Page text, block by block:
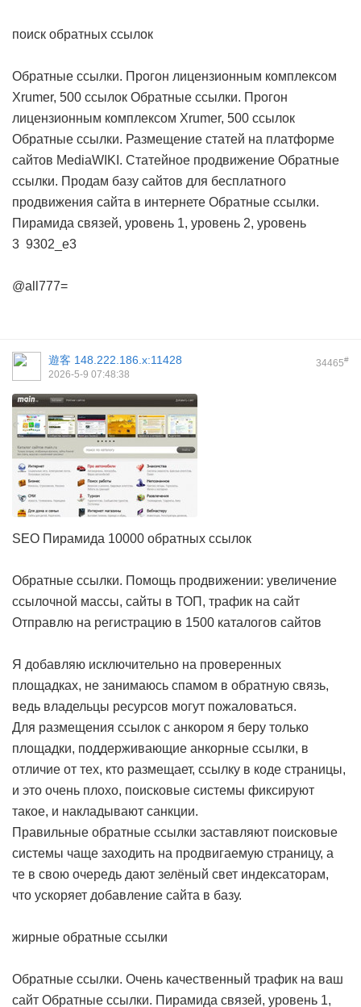
поиск обратных ссылок
Обратные ссылки. Прогон лицензионным комплексом
Xrumer, 500 ссылок Обратные ссылки. Прогон
лицензионным комплексом Xrumer, 500 ссылок
Обратные ссылки. Размещение статей на платформе
сайтов MediaWIKI. Статейное продвижение Обратные
ссылки. Продам базу сайтов для бесплатного
продвижения сайта в интернете Обратные ссылки.
Пирамида связей, уровень 1, уровень 2, уровень
3 9302_e3
@all777=
34465#
遊客 148.222.186.x:11428
2026-5-9 07:48:38
SEO Пирамида 10000 обратных ссылок
Обратные ссылки. Помощь продвижении: увеличение
ссылочной массы, сайты в ТОП, трафик на сайт
Отправлю на регистрацию в 1500 каталогов сайтов
Я добавляю исключительно на проверенных
площадках, не занимаюсь спамом в обратную связь,
ведь владельцы ресурсов могут пожаловаться.
Для размещения ссылок с анкором я беру только
площадки, поддерживающие анкорные ссылки, в
отличие от тех, кто размещает, ссылку в коде страницы,
и это очень плохо, поисковые системы фиксируют
такое, и накладывают санкции.
Правильные обратные ссылки заставляют поисковые
системы чаще заходить на продвигаемую страницу, а
те в свою очередь дают зелёный свет индексаторам,
что ускоряет добавление сайта в базу.
жирные обратные ссылки
Обратные ссылки. Очень качественный трафик на ваш
сайт Обратные ссылки. Пирамида связей, уровень 1,